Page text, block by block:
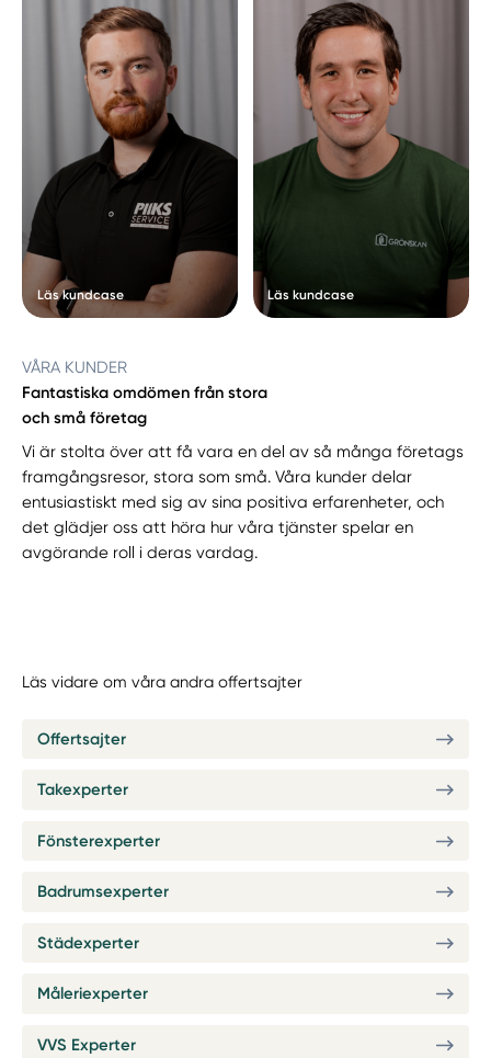
Läs kundcase Läs kundcase
VÅRA KUNDER
Fantastiska omdömen från stora
och små företag
Vi är stolta över att få vara en del av så många företags
framgångsresor, stora som små. Våra kunder delar
entusiastiskt med sig av sina positiva erfarenheter, och
det glädjer oss att höra hur våra tjänster spelar en
avgörande roll i deras vardag.
Läs vidare om våra andra offertsajter
Offertsajter
Takexperter
Fönsterexperter
Badrumsexperter
Städexperter
Måleriexperter
VVS Experter